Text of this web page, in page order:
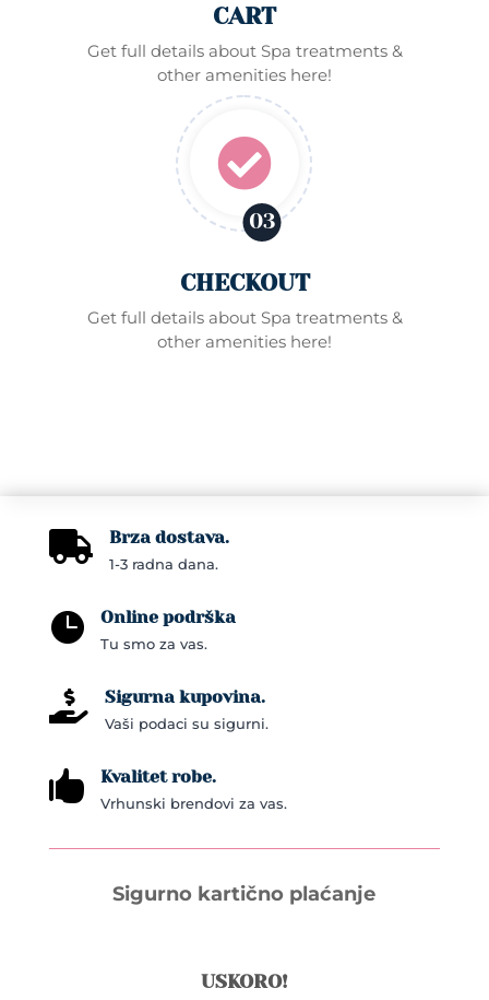
CART
Get full details about Spa treatments &
other amenities here!

03
CHECKOUT
Get full details about Spa treatments &
other amenities here!
 Brza dostava.
1-3 radna dana.
 Online podrška
Tu smo za vas.
 Sigurna kupovina.
Vaši podaci su sigurni.
 Kvalitet robe.
Vrhunski brendovi za vas.
Sigurno kartično plaćanje
USKORO!